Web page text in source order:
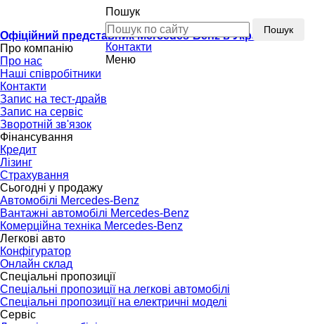
Офіційний представник Mercedes-Benz в Україні
Пошук
Пошук
Контакти
Меню
Про компанію
Про нас
Наші співробітники
Контакти
Запис на тест-драйв
Запис на сервіс
Зворотній зв'язок
Фінансування
Кредит
Лізинг
Страхування
Сьогодні у продажу
Автомобілі Mercedes-Benz
Вантажні автомобілі Mercedes-Benz
Комерційна техніка Mercedes-Benz
Легкові авто
Конфігуратор
Онлайн склад
Спеціальні пропозиції
Спеціальні пропозиції на легкові автомобілі
Спеціальні пропозиції на електричні моделі
Сервіс